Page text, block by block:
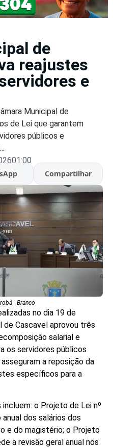
de
reajustes
e
Municipal de
de Lei que garantem
públicos e
01:00
Compartilhar
- Branco
no dia 19 de
de Cascavel aprovou três
salarial e
os servidores públicos
a reposição da
específicos para a
o Projeto de Lei nº
dos salários dos
e do magistério; o Projeto
a revisão geral anual nos